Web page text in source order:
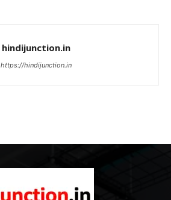
hindijunction.in
https://hindijunction.in